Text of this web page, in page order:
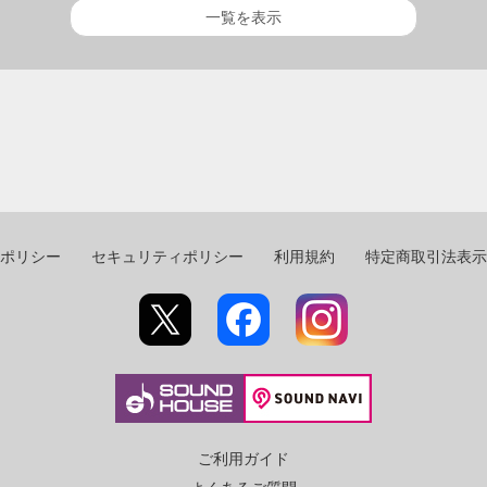
一覧を表示
リシー セキュリティポリシー 利用規約 特定商取引法表示
ご利用ガイド